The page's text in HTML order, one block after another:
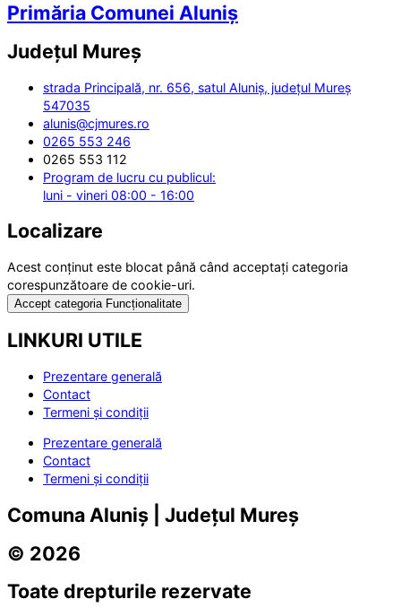
Primăria Comunei Aluniș
Județul Mureș
strada Principală, nr. 656, satul Aluniș, județul Mureș
547035
alunis@cjmures.ro
0265 553 246
0265 553 112
Program de lucru cu publicul:
luni - vineri 08:00 - 16:00
Localizare
Acest conținut este blocat până când acceptați categoria
corespunzătoare de cookie-uri.
Accept categoria Funcționalitate
LINKURI UTILE
Prezentare generală
Contact
Termeni și condiții
Prezentare generală
Contact
Termeni și condiții
Comuna Aluniș | Județul Mureș
© 2026
Toate drepturile rezervate